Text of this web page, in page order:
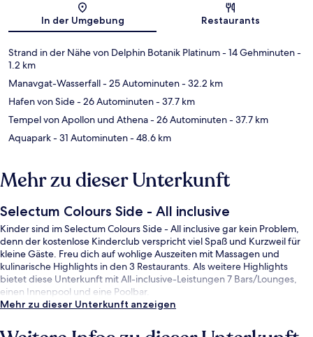
In der Umgebung Restaurants
Strand in der Nähe von Delphin Botanik Platinum- 14 Gehminuten-
1.2 km
Manavgat-Wasserfall- 25 Autominuten- 32.2 km
Hafen von Side- 26 Autominuten- 37.7 km
Tempel von Apollon und Athena- 26 Autominuten- 37.7 km
Aquapark- 31 Autominuten- 48.6 km
Mehr zu dieser Unterkunft
Selectum Colours Side - All inclusive
Kinder sind im Selectum Colours Side - All inclusive gar kein Problem,
denn der kostenlose Kinderclub verspricht viel Spaß und Kurzweil für
kleine Gäste. Freu dich auf wohlige Auszeiten mit Massagen und
kulinarische Highlights in den 3 Restaurants. Als weitere Highlights
bietet diese Unterkunft mit All-inclusive-Leistungen 7 Bars/Lounges,
einen Innenpool und eine Poolbar.
Mehr zu dieser Unterkunft anzeigen